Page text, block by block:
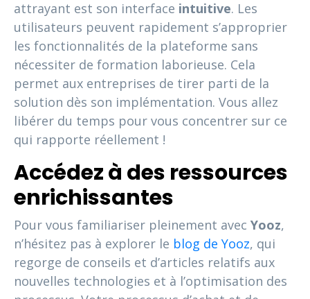
attrayant est son interface intuitive. Les
utilisateurs peuvent rapidement s’approprier
les fonctionnalités de la plateforme sans
nécessiter de formation laborieuse. Cela
permet aux entreprises de tirer parti de la
solution dès son implémentation. Vous allez
libérer du temps pour vous concentrer sur ce
qui rapporte réellement !
Accédez à des ressources
enrichissantes
Pour vous familiariser pleinement avec Yooz,
n’hésitez pas à explorer le blog de Yooz, qui
regorge de conseils et d’articles relatifs aux
nouvelles technologies et à l’optimisation des